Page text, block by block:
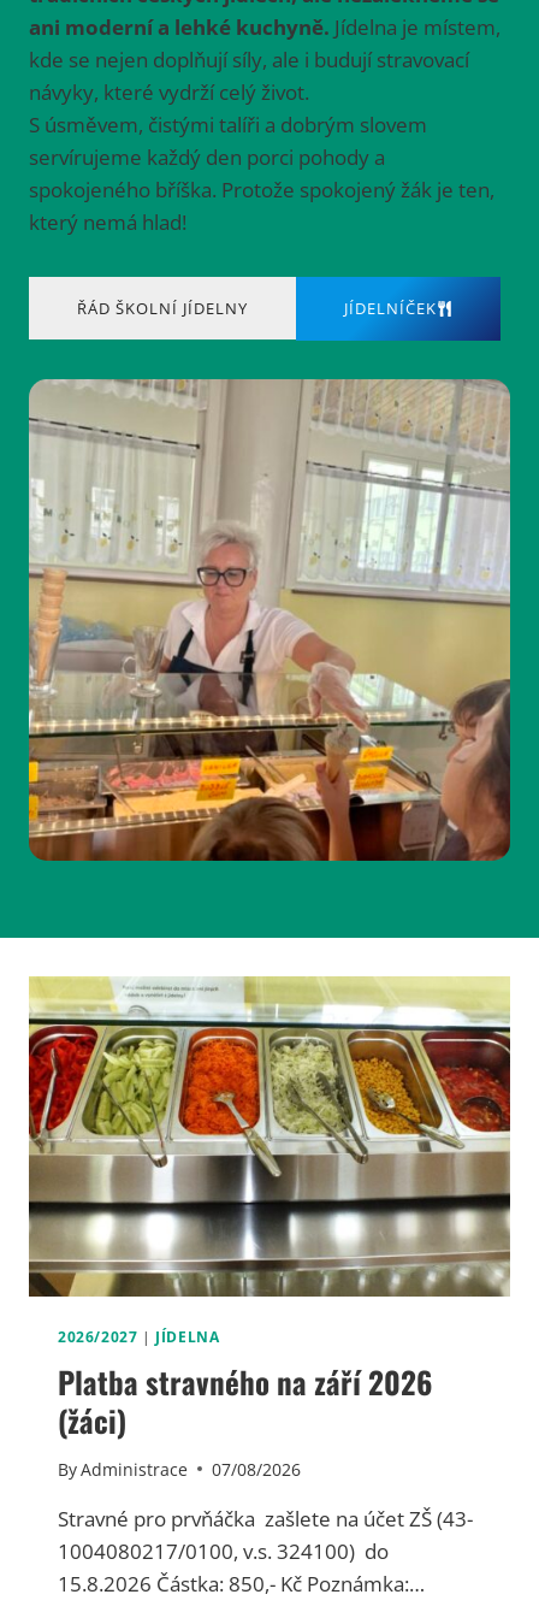
ani moderní a lehké kuchyně. Jídelna je místem,
kde se nejen doplňují síly, ale i budují stravovací
návyky, které vydrží celý život.
S úsměvem, čistými talíři a dobrým slovem
servírujeme každý den porci pohody a
spokojeného bříška. Protože spokojený žák je ten,
který nemá hlad!
ŘÁD ŠKOLNÍ JÍDELNY JÍDELNÍČEK
2026/2027 | JÍDELNA
Platba stravného na září 2026
(žáci)
ByAdministrace 07/08/2026
Stravné pro prvňáčka zašlete na účet ZŠ (43-
1004080217/0100, v.s. 324100) do
15.8.2026 Částka: 850,- Kč Poznámka:…